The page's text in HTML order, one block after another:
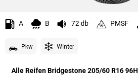
A B 72 db PMSF
Pkw Winter
Alle Reifen Bridgestone 205/60 R16 96H